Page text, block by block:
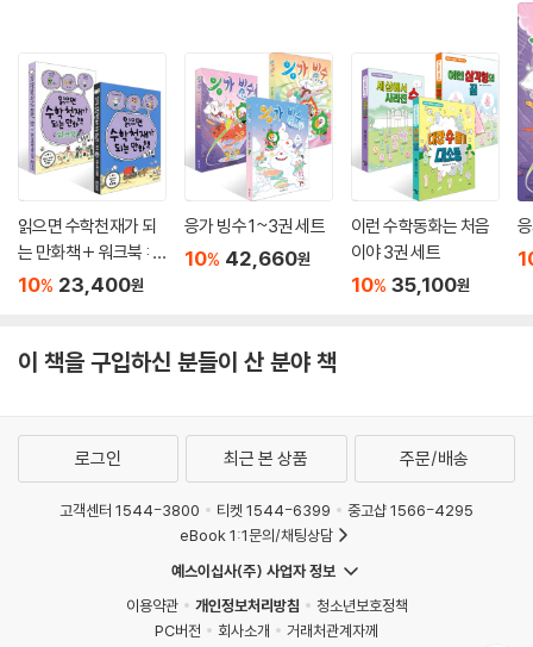
읽으면 수학천재가 되
는 만화책 + 워크북 : 초
등 B 세트
10% 23,400원
응가 빙수 1~3권 세트
10% 42,660원
이런 수학동화는 처음
이야 3권 세트
10% 35,100원
이 책을 구입하신 분들이 산 분야 책
로그인 최근 본 상품 주문/배송
고객센터 1544-3800 티켓 1544-6399
중고샵 1566-4295
eBook 1:1문의/채팅상담
예스이십사(주) 사업자 정보
이용약관
개인정보처리방침
청소년보호정책
PC버전
회사소개
거래처관계자께